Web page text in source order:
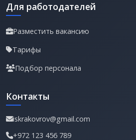
Для работодателей
Разместить вакансию
Тарифы
Подбор персонала
Контакты
iskrakovrov@gmail.com
+972 123 456 789